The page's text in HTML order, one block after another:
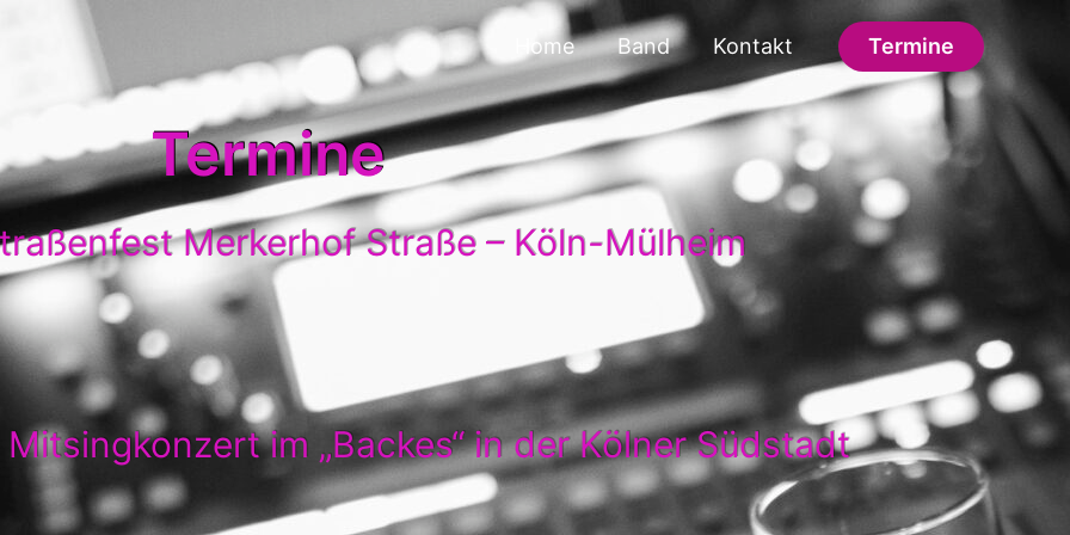
Home Band Kontakt Termine
Termine
Merkerhof Straße – Köln-Mülheim
Mitsingkonzert im „Backes“ in der Kölner Südstadt